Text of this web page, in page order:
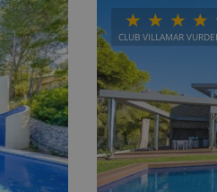
CLUB VILLAMAR